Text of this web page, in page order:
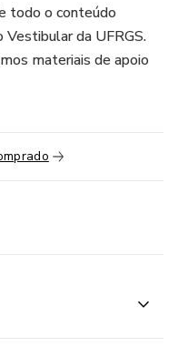
todo o conteúdo
Vestibular da UFRGS.
materiais de apoio